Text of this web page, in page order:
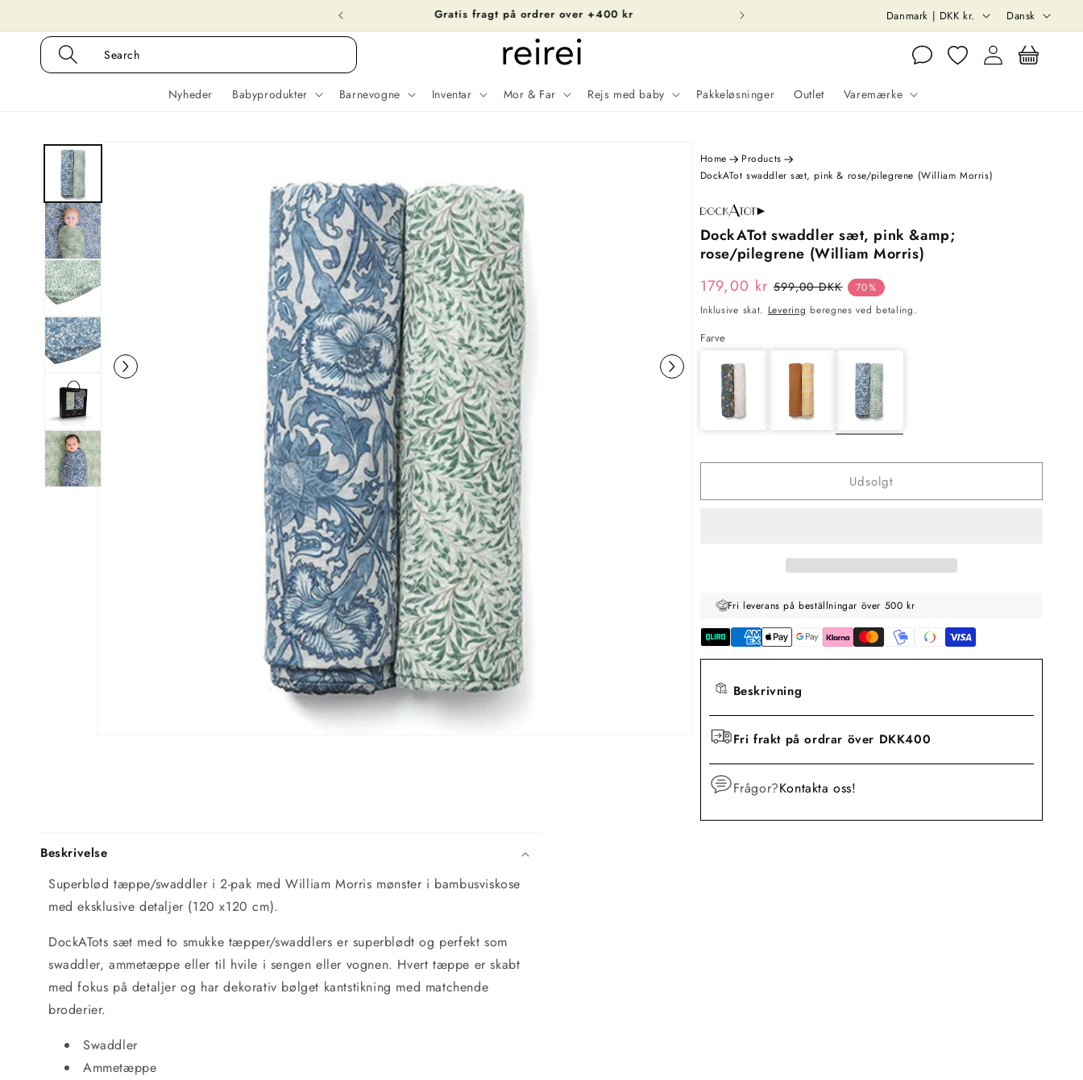
Leveringstid 3-5 dage
a
d
r
d
e
Danmark | DKK kr.
S
p
r
Dansk
Search
Nyheder Babyprodukter Barnevogne Inventar Mor & Far Rejs med baby Pakkeløsninger Outlet Varemærke
Log
ind
Indkøbskurv
Billedet
nu
tilgængeligt
gallerivisning
Gå til
Home
Products
DockATot swaddler sæt, pink & rose/pilegrene (William Morris)
DockATot swaddler sæt, pink &amp;
rose/pilegrene (William Morris)
Normalpris
179,00 kr 599,00 DKK 70%
Inklusive skat. Levering beregnes ved betaling.
Farve
Udsolgt
Fri leverans på beställningar över 500 kr
Beskrivning
Fri frakt på ordrar över DKK400
Frågor?Kontakta oss!
Beskrivelse
Superblød tæppe/swaddler i 2-pak med William Morris mønster i bambusviskose
med eksklusive detaljer (120 x120 cm).
DockATots sæt med to smukke tæpper/swaddlers er superblødt og perfekt som
swaddler, ammetæppe eller til hvile i sengen eller vognen. Hvert tæppe er skabt
med fokus på detaljer og har dekorativ bølget kantstikning med matchende
broderier.
Swaddler
Ammetæppe